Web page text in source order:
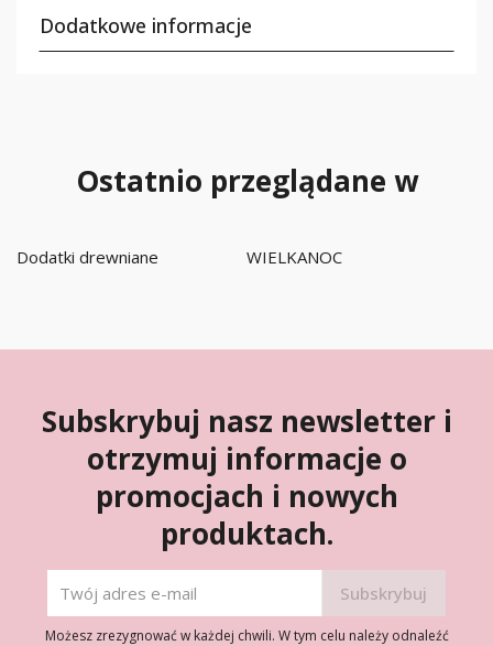
Dodatkowe informacje
Ostatnio przeglądane w
Dodatki drewniane WIELKANOC
Subskrybuj nasz newsletter i
otrzymuj informacje o
promocjach i nowych
produktach.
Możesz zrezygnować w każdej chwili. W tym celu należy odnaleźć